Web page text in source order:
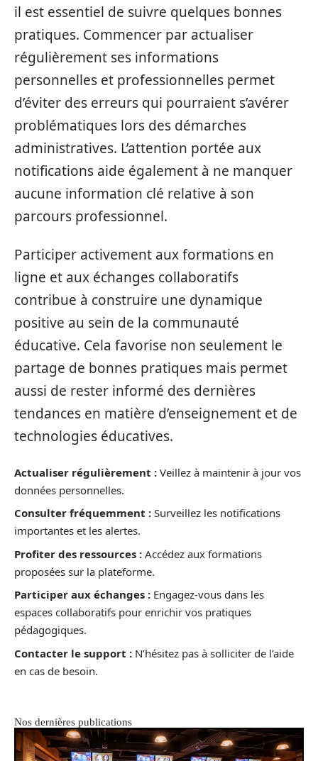
il est essentiel de suivre quelques bonnes
pratiques. Commencer par actualiser
régulièrement ses informations
personnelles et professionnelles permet
d’éviter des erreurs qui pourraient s’avérer
problématiques lors des démarches
administratives. L’attention portée aux
notifications aide également à ne manquer
aucune information clé relative à son
parcours professionnel.
Participer activement aux formations en
ligne et aux échanges collaboratifs
contribue à construire une dynamique
positive au sein de la communauté
éducative. Cela favorise non seulement le
partage de bonnes pratiques mais permet
aussi de rester informé des dernières
tendances en matière d’enseignement et de
technologies éducatives.
Actualiser régulièrement : Veillez à maintenir à jour vos
données personnelles.
Consulter fréquemment : Surveillez les notifications
importantes et les alertes.
Profiter des ressources : Accédez aux formations
proposées sur la plateforme.
Participer aux échanges : Engagez-vous dans les
espaces collaboratifs pour enrichir vos pratiques
pédagogiques.
Contacter le support : N’hésitez pas à solliciter de l’aide
en cas de besoin.
Nos dernières publications